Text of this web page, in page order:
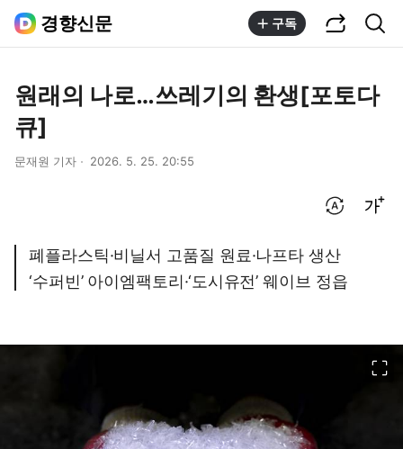
경향신문 구독
원래의 나로…쓰레기의 환생[포토다
큐]
문재원 기자 2026. 5. 25. 20:55
폐플라스틱·비닐서 고품질 원료·나프타 생산
‘수퍼빈’ 아이엠팩토리·‘도시유전’ 웨이브 정읍